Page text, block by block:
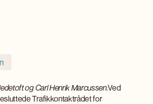
og Carl Henrik Marcussen.Ved
Trafikkontaktrådet for